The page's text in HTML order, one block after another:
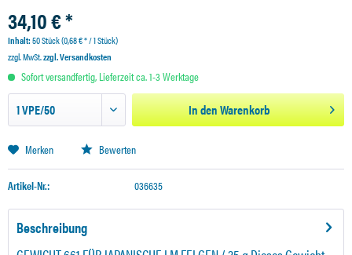
34,10 € *
Inhalt:50 Stück (0,68 € * / 1 Stück)
zzgl. MwSt.zzgl. Versandkosten
Sofort versandfertig, Lieferzeit ca. 1-3 Werktage
In denWarenkorb
Merken Bewerten
Artikel-Nr.: 036635
Beschreibung